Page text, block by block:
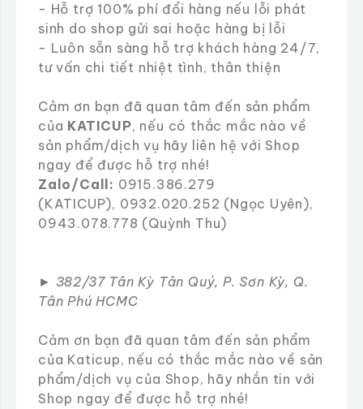
- Hỗ trợ 100% phí đổi hàng nếu lỗi phát
sinh do shop gửi sai hoặc hàng bị lỗi
- Luôn sẵn sàng hỗ trợ khách hàng 24/7,
tư vấn chi tiết nhiệt tình, thân thiện
Cảm ơn bạn đã quan tâm đến sản phẩm
của KATICUP, nếu có thắc mắc nào về
sản phẩm/dịch vụ hãy liên hệ với Shop
ngay để được hỗ trợ nhé!
Zalo/Call: 0915.386.279
(KATICUP), 0932.020.252 (Ngọc Uyên),
0943.078.778 (Quỳnh Thu)
► 382/37 Tân Kỳ Tân Quý, P. Sơn Kỳ, Q.
Tân Phú HCMC
Cảm ơn bạn đã quan tâm đến sản phẩm
của Katicup, nếu có thắc mắc nào về sản
phẩm/dịch vụ của Shop, hãy nhắn tin với
Shop ngay để được hỗ trợ nhé!